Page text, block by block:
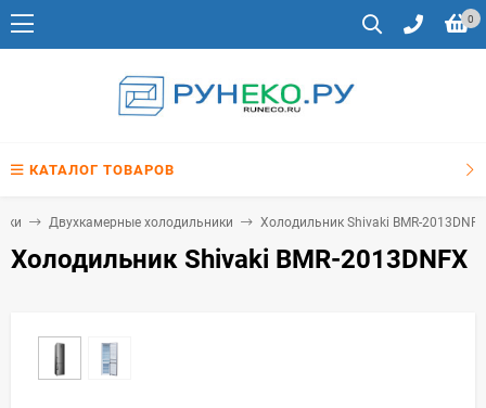
0
КАТАЛОГ ТОВАРОВ
Двухкамерные холодильники Холодильник Shivaki BMR-2013DNFX
Холодильник Shivaki BMR-2013DNFX